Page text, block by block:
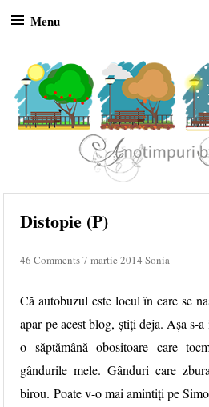
Menu
Distopie (P)
46 Comments7 martie 2014 Sonia
Că autobuzul este locul în care se
apar pe acest blog, știți deja. Așa s-
o săptămână obositoare care
gândurile mele. Gânduri care
birou. Poate v-o mai amintiți pe